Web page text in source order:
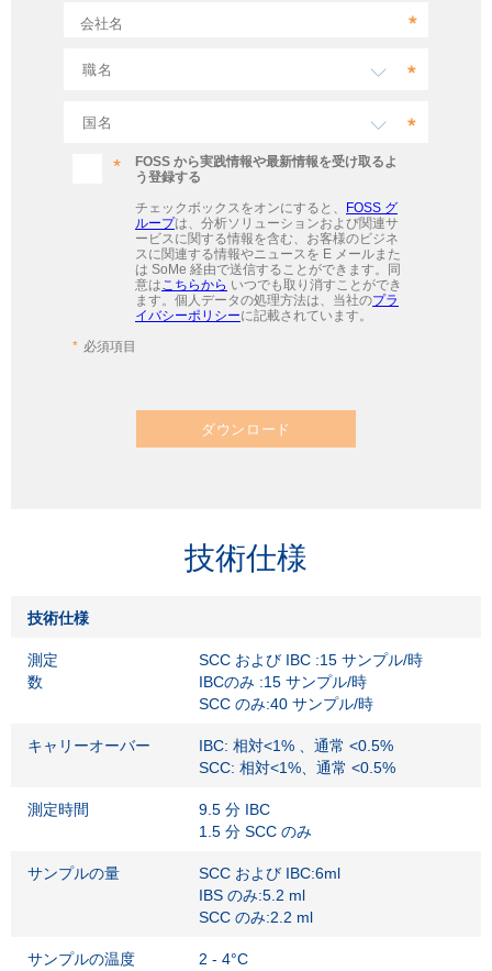
会社名
FOSS から実践情報や最新情報を受け取るよ
う登録する
チェックボックスをオンにすると、 FOSS グ
ループは、分析ソリューションおよび関連サ
ービスに関する情報を含む、お客様のビジネ
スに関連する情報やニュースを E メールまた
は SoMe 経由で送信することができます。同
意は こちらから いつでも取り消すことができ
ます。個人データの処理方法は、当社のプラ
イバシーポリシーに記載されています。
必須項目
ダウンロード
技術仕様
技術仕様
測定
数
SCC および IBC :15 サンプル/時
IBCのみ :15 サンプル/時
SCC のみ:40 サンプル/時
キャリーオーバー
IBC: 相対<1% 、通常 <0.5%
SCC: 相対<1%、通常 <0.5%
測定時間
9.5 分 IBC
1.5 分 SCC のみ
サンプルの量
SCC および IBC:6ml
IBS のみ:5.2 ml
SCC のみ:2.2 ml
サンプルの温度 2 - 4°C